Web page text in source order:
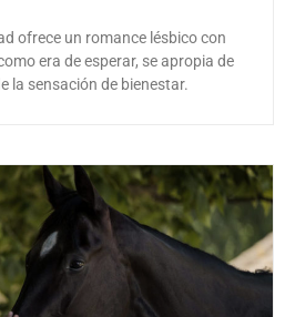
ofrece un romance lésbico con
era de esperar, se apropia de
la sensación de bienestar.